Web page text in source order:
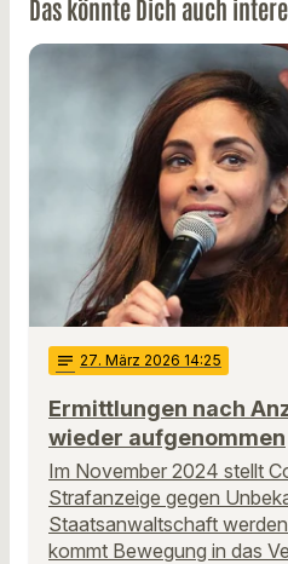
Das könnte Dich auch
notes 27. März 2026 14:25
Ermittlungen nach
wieder aufgenommen
Im November 2024 stellt
Strafanzeige gegen
Staatsanwaltschaft
kommt Bewegung in das